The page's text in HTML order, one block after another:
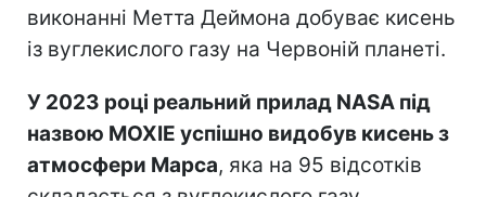
виконанні Метта Деймона добуває кисень
із вуглекислого газу на Червоній планеті.
У 2023 році реальний прилад NASA під
назвою MOXIE успішно видобув кисень з
атмосфери Марса, яка на 95 відсотків